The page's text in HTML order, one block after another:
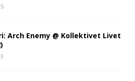
Arch Enemy @ Kollektivet Livet